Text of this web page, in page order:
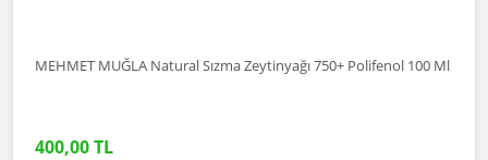
MEHMET MUĞLA Natural Sızma Zeytinyağı 750+ Polifenol 100 Ml
400,00 TL